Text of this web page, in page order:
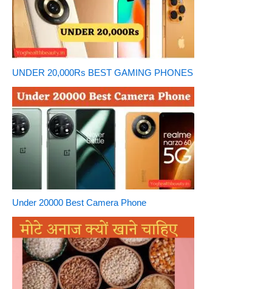
UNDER 20,000Rs BEST GAMING PHONES
Under 20000 Best Camera Phone